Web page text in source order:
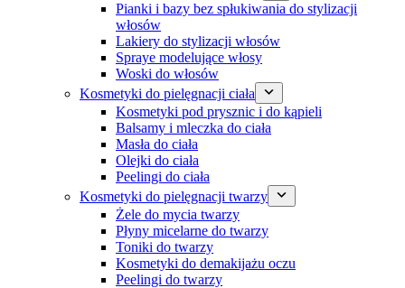
Pianki i bazy bez spłukiwania do stylizacji
włosów
Lakiery do stylizacji włosów
Spraye modelujące włosy
Woski do włosów
Kosmetyki do pielęgnacji ciała
Kosmetyki pod prysznic i do kąpieli
Balsamy i mleczka do ciała
Masła do ciała
Olejki do ciała
Peelingi do ciała
Kosmetyki do pielęgnacji twarzy
Żele do mycia twarzy
Płyny micelarne do twarzy
Toniki do twarzy
Kosmetyki do demakijażu oczu
Peelingi do twarzy